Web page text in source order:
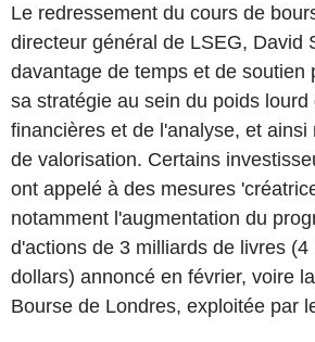
Le redressement du cours de
directeur général de LSEG, David
davantage de temps et de soutien
sa stratégie au sein du poids lourd
financières et de l'analyse, et ainsi
de valorisation. Certains
ont appelé à des mesures
notamment l'augmentation du
d'actions de 3 milliards de livres (4
dollars) annoncé en février, voire
Bourse de Londres, exploitée par